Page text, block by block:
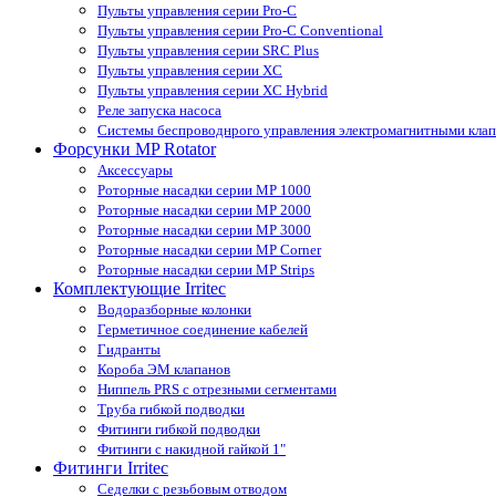
Пульты управления серии Pro-С
Пульты управления серии Pro-С Conventional
Пульты управления серии SRС Plus
Пульты управления серии XС
Пульты управления серии XС Hybrid
Реле запуска насоса
Системы беспроводнрого управления электромагнитными
Форсунки MP Rotator
Аксессуары
Роторные насадки серии MP 1000
Роторные насадки серии MP 2000
Роторные насадки серии MP 3000
Роторные насадки серии MP Corner
Роторные насадки серии MP Strips
Комплектующие Irritec
Водоразборные колонки
Герметичное соединение кабелей
Гидранты
Короба ЭМ клапанов
Ниппель PRS с отрезными сегментами
Труба гибкой подводки
Фитинги гибкой подводки
Фитинги с накидной гайкой 1"
Фитинги Irritec
Седелки с резьбовым отводом